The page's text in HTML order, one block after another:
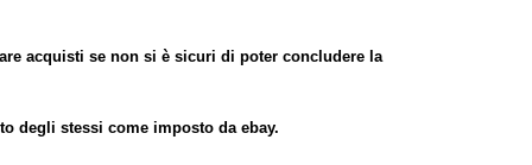
acquisti se non si è sicuri di poter concludere la
degli stessi come imposto da ebay.